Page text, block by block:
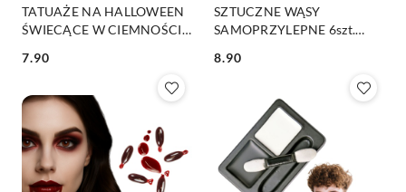
TATUAŻE NA HALLOWEEN
ŚWIECĄCE W CIEMNOŚCI
Cena:
7.90
SZTUCZNE WĄSY
SAMOPRZYLEPNE 6szt.
Cena:
8.90